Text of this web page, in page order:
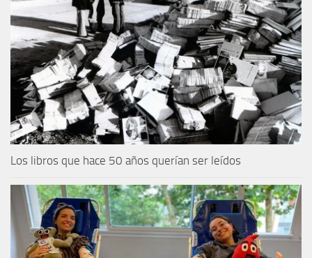
Los libros que hace 50 años querían ser leídos